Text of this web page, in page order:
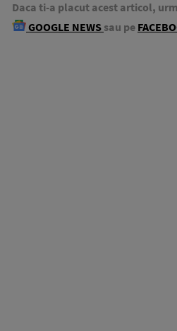
Daca ti-a placut acest articol,
GOOGLE NEWS sau pe